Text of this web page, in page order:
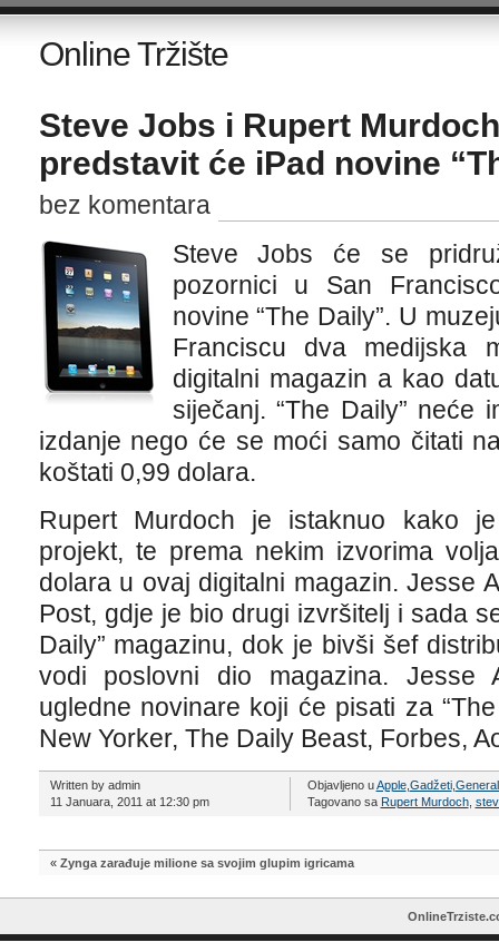
Online Tržište
Steve Jobs i Rupert
predstavit će iPad novine
bez komentara
Steve Jobs će se
pozornici u San
novine “The Daily”. U
Franciscu dva medijska
digitalni magazin a kao
siječanj. “The Daily” neće
izdanje nego će se moći samo čitati
koštati 0,99 dolara.
Rupert Murdoch je istaknuo kako
projekt, te prema nekim izvorima
dolara u ovaj digitalni magazin. Jesse
Post, gdje je bio drugi izvršitelj i sada
Daily” magazinu, dok je bivši šef
vodi poslovni dio magazina. Jesse
ugledne novinare koji će pisati za
New Yorker, The Daily Beast, Forbes,
Written by admin
11 Januara, 2011 at 12:30 pm
Objavljeno uApple, Gadžeti,
Tagovano sa Rupert Murdoch,
« Zynga zarađuje milione sa svojim glupim igricama